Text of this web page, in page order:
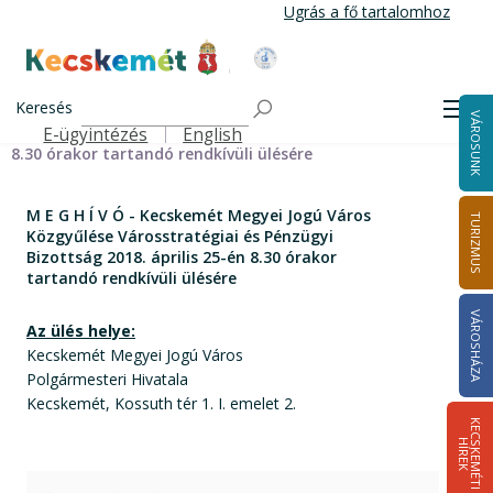
tartalomra
Ugrás a fő tartalomhoz
Kecskemét Város Honlapja
Keresés
Felső navigáció
E-ügyintézés English VÁROSUNK
TURIZMUS
VÁROSHÁZA
K
E
C
S
K
E
M
É
T
I
HÍ
R
E
K
M E G H Í V Ó - Kecskemét Megyei Jogú Város Közgyűlése
Városstratégiai és Pénzügyi Bizottság 2018. április 25-én
8.30 órakor tartandó rendkívüli ülésére
M E G H Í V Ó - Kecskemét Megyei Jogú Város
Közgyűlése Városstratégiai és Pénzügyi
Bizottság 2018. április 25-én 8.30 órakor
tartandó rendkívüli ülésére
Az ülés helye:
Kecskemét Megyei Jogú Város
Polgármesteri Hivatala
Kecskemét, Kossuth tér 1. I. emelet 2.